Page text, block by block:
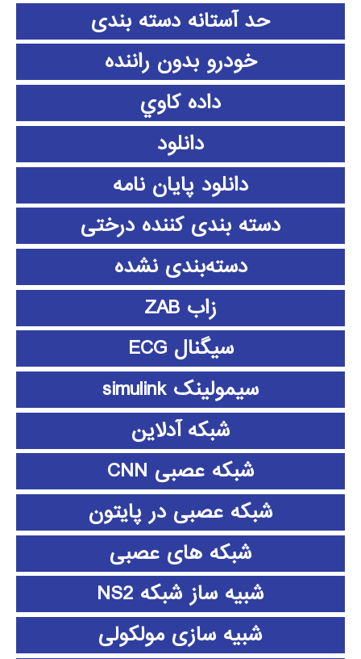
حد آستانه دسته بندی
خودرو بدون راننده
داده كاوي
دانلود
دانلود پايان نامه
دسته بندی کننده درختی
دسته‌بندی نشده
زاب ZAB
سیگنال ECG
سیمولینک simulink
شبکه آدلاین
شبکه عصبی CNN
شبکه عصبی در پایتون
شبکه های عصبی
شبیه ساز شبکه NS2
شبیه سازی مولکولی